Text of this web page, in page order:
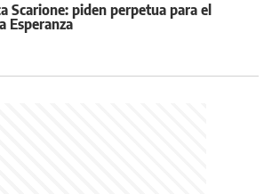
Scarione: piden perpetua para el
Esperanza